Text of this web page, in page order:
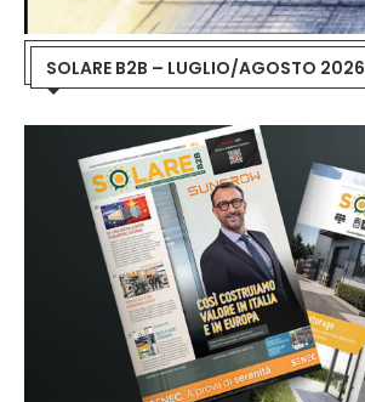
SOLARE B2B – LUGLIO/AGOSTO 2026